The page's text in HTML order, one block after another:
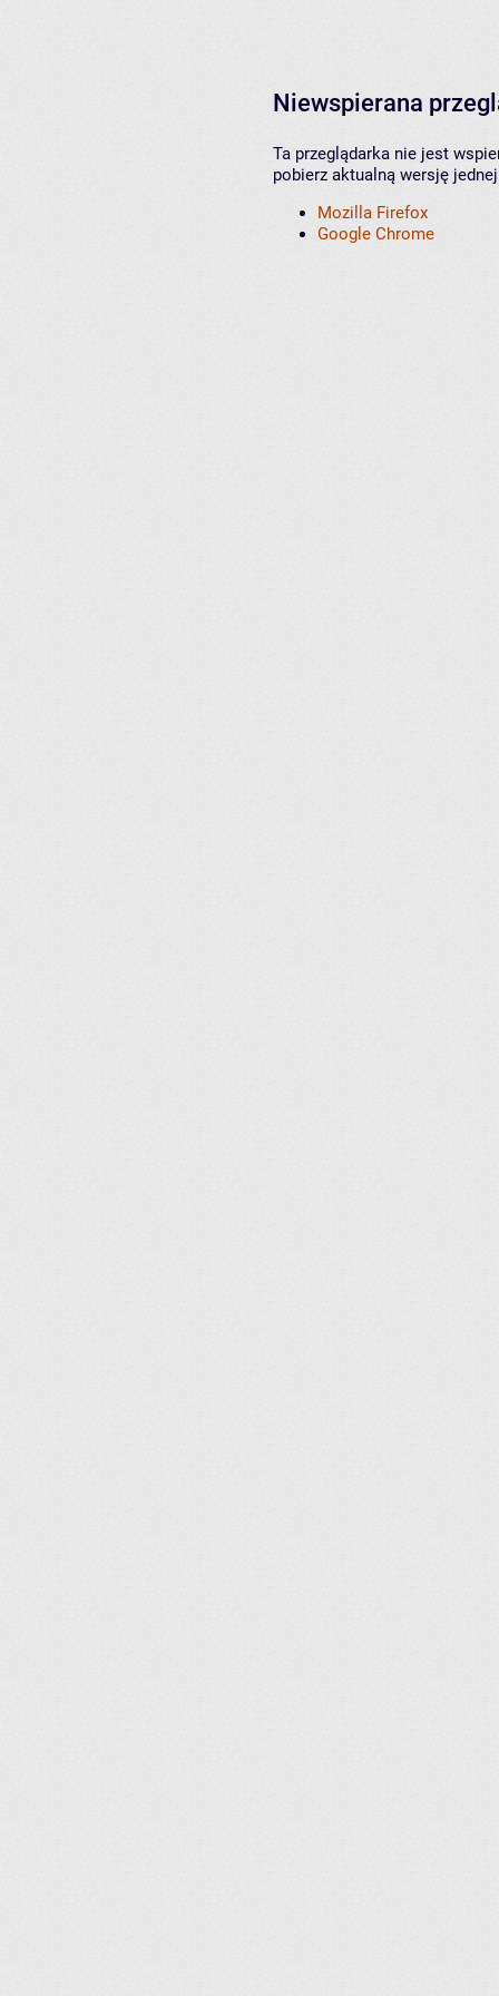
Niewspierana
Ta przeglądarka nie jest
pobierz aktualną wersję
Mozilla Firefox
Google Chrome